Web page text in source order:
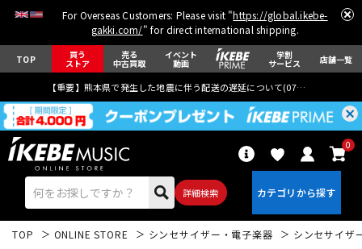
For Overseas Customers: Please visit "https://global.ikebe-
gakki.com/" for direct international shipping.
TOP 買う
ストア
売る
中古買取
イベント
動画
学割
サービス 店舗一覧
【重要】熊本県で発生した地震に伴う配送の遅延について(07月29日
詳細検索
0
TOP ONLINE STORE シンセサイザー・電子楽器 シンセサイザ